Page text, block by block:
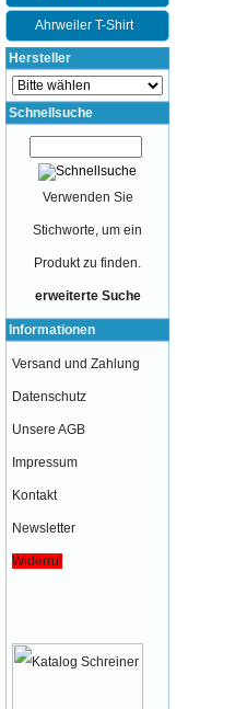
Ahrweiler T-Shirt
Hersteller
Schnellsuche
Verwenden Sie
Stichworte, um ein
Produkt zu finden.
erweiterte Suche
Informationen
Versand und Zahlung
Datenschutz
Unsere AGB
Impressum
Kontakt
Newsletter
Widerruf